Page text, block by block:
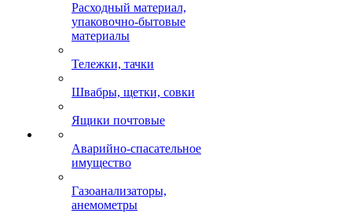
Расходный материал,
упаковочно-бытовые
материалы
Тележки, тачки
Швабры, щетки, совки
Ящики почтовые
Аварийно-спасательное
имущество
Газоанализаторы,
анемометры